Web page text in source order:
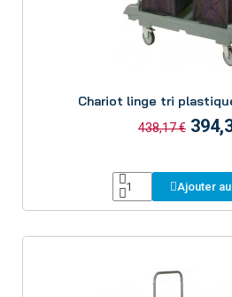
Chariot linge tri
438,17 €
Ajouter